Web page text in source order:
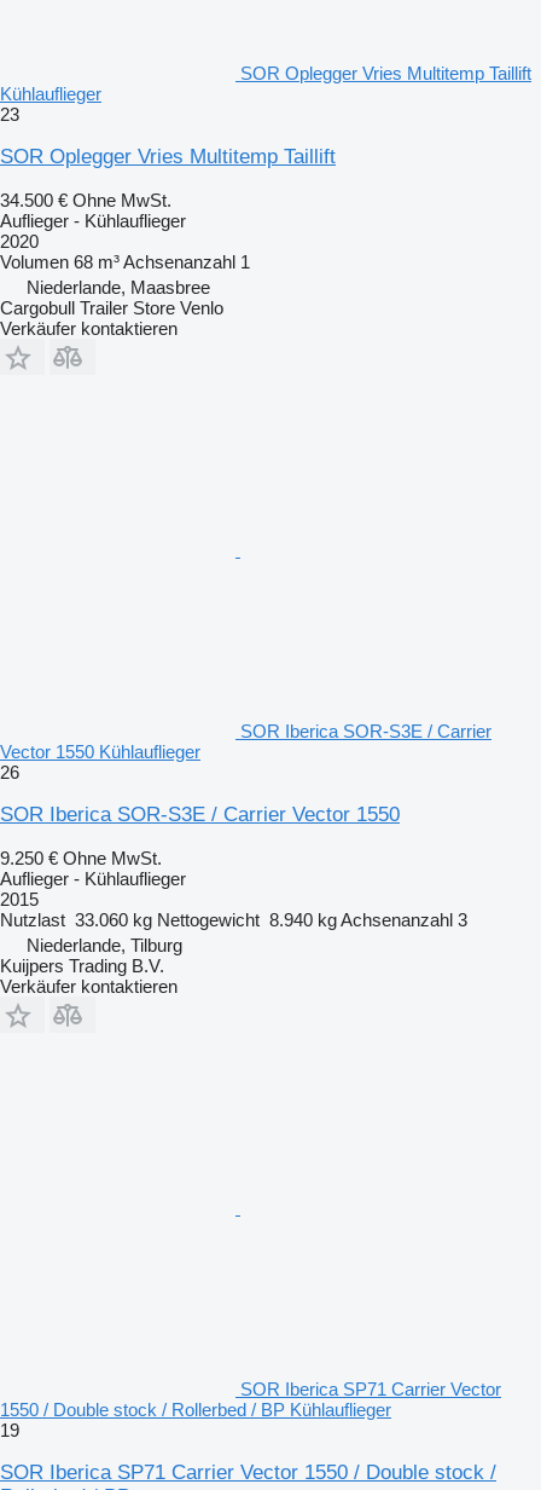
SOR Oplegger Vries Multitemp Taillift
Kühlauflieger
23
SOR Oplegger Vries Multitemp Taillift
34.500 € Ohne MwSt.
Auflieger - Kühlauflieger
2020
Volumen 68 m³Achsenanzahl 1
Niederlande, Maasbree
Cargobull Trailer Store Venlo
Verkäufer kontaktieren
SOR Iberica SOR-S3E / Carrier
Vector 1550 Kühlauflieger
26
SOR Iberica SOR-S3E / Carrier Vector 1550
9.250 € Ohne MwSt.
Auflieger - Kühlauflieger
2015
Nutzlast 33.060 kg Nettogewicht 8.940 kgAchsenanzahl 3
Niederlande, Tilburg
Kuijpers Trading B.V.
Verkäufer kontaktieren
SOR Iberica SP71 Carrier Vector
1550 / Double stock / Rollerbed / BP Kühlauflieger
19
SOR Iberica SP71 Carrier Vector 1550 / Double stock /